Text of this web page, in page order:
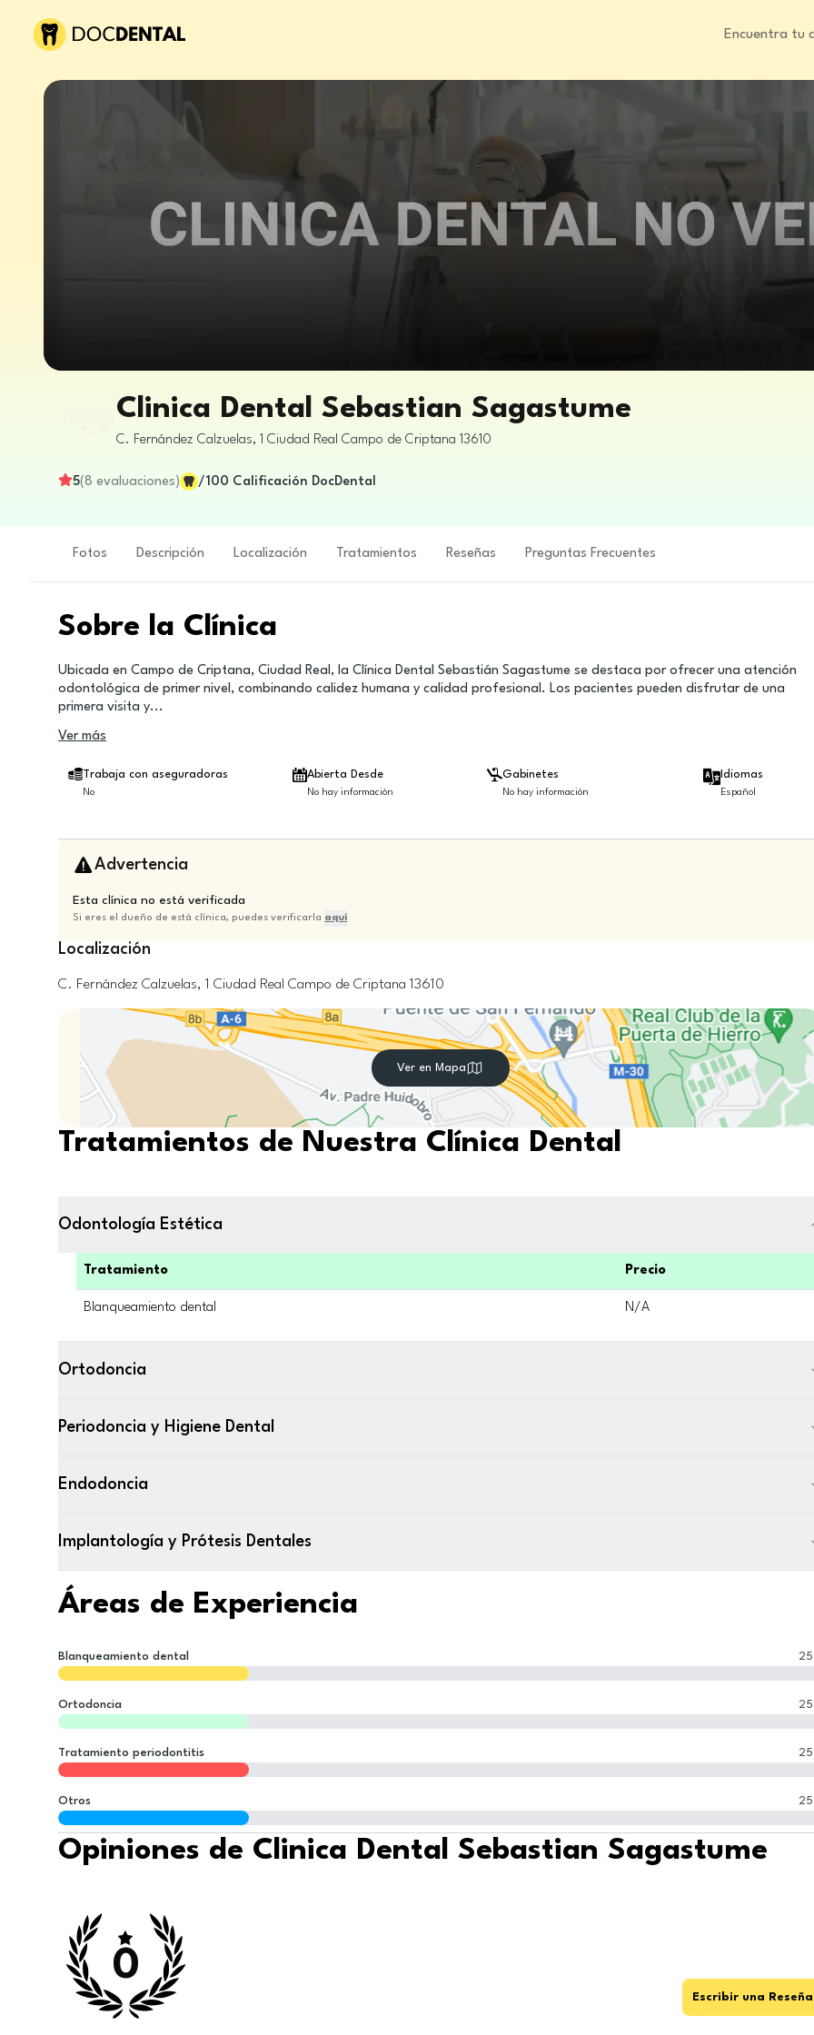
Encuentra tu
Clinica Dental Sebastian Sagastume
C. Fernández Calzuelas, 1 Ciudad Real Campo de Criptana 13610
5(8 evaluaciones) /100 Calificación DocDental
Fotos Descripción Localización Tratamientos Reseñas Preguntas Frecuentes
Sobre la Clínica
Ubicada en Campo de Criptana, Ciudad Real, la Clínica Dental Sebastián Sagastume se destaca por ofrecer una atención
odontológica de primer nivel, combinando calidez humana y calidad profesional. Los pacientes pueden disfrutar de una
primera visita y...
Ver más
Trabaja con aseguradoras
No
Abierta Desde
No hay información
Gabinetes
No hay información
Idiomas
Español
Advertencia
Esta clínica no está verificada
Si eres el dueño de está clínica, puedes verificarla aquí
Localización
C. Fernández Calzuelas, 1 Ciudad Real Campo de Criptana 13610
Ver en Mapa
Tratamientos de Nuestra Clínica Dental
Odontología Estética
Tratamiento Precio
Blanqueamiento dental N/A
Ortodoncia
Periodoncia y Higiene Dental
Endodoncia
Implantología y Prótesis Dentales
Áreas de Experiencia
Blanqueamiento dental 25
Ortodoncia 25
Tratamiento periodontitis 25
Otros 25
Opiniones de Clinica Dental Sebastian Sagastume
0
Escribir una Reseña